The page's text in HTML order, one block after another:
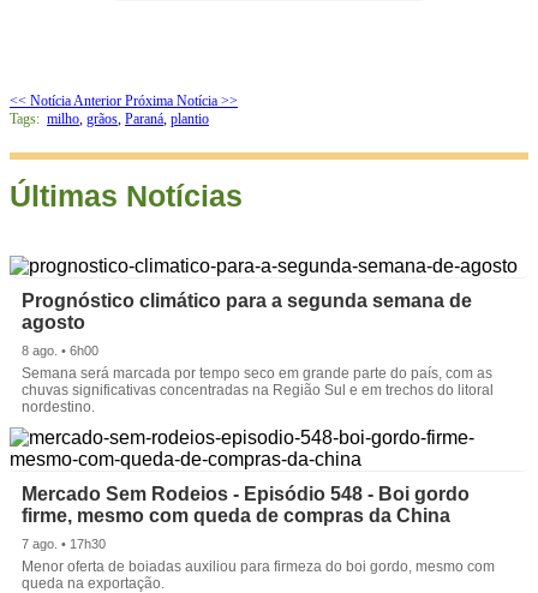
<< Notícia Anterior Próxima Notícia >>
Tags: milho, grãos, Paraná, plantio
Últimas Notícias
Prognóstico climático para a segunda semana de
agosto
8 ago. • 6h00
Semana será marcada por tempo seco em grande parte do país, com as
chuvas significativas concentradas na Região Sul e em trechos do litoral
nordestino.
Mercado Sem Rodeios - Episódio 548 - Boi gordo
firme, mesmo com queda de compras da China
7 ago. • 17h30
Menor oferta de boiadas auxiliou para firmeza do boi gordo, mesmo com
queda na exportação.